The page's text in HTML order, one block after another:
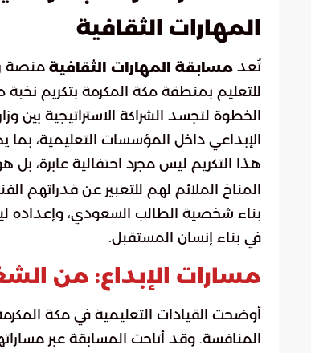
المهارات الثقافية
تُعد مسابقة المهارات الثقافية منصة
للتعليم بمنطقة مكة المكرمة بتكريم
الخطوة لتجسد الشراكة الاستراتيجية بين
الإبداعي داخل المؤسسات التعليمية،
هذا التكريم ليس مجرد احتفالية عابرة، بل
المناخ الملائم لهم للتعبير عن قدراتهم
بناء شخصية الطالب السعودي، وإعداده
في بناء إنسان المستقبل.
مسارات الإبداع: من
أوضحت القيادات التعليمية في مكة
المنافسة. وقد أتاحت المسابقة عبر